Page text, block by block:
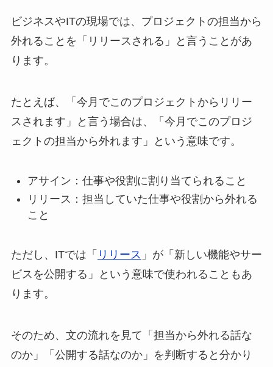
ビジネスやITの現場では、プロジェクトの担当から
外れることを「リリースされる」と言うことがあ
ります。
たとえば、「今月でこのプロジェクトからリリー
スされます」と言う場合は、「今月でこのプロジ
ェクトの担当から外れます」という意味です。
アサイン：仕事や役割に割り当てられること
リリース：担当していた仕事や役割から外れる
こと
ただし、ITでは「 リリース 」が「新しい機能やサー
ビスを公開する」という意味で使われることもあ
ります。
そのため、文の流れを見て「担当から外れる話な
のか」「公開する話なのか」を判断すると分かり